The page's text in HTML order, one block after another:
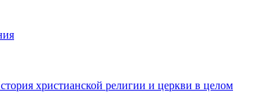
христианской религии и церкви в целом